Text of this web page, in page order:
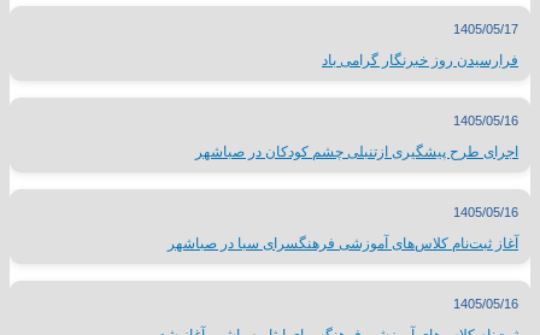
1405/05/17
فرارسیدن روز خبرنگار گرامی باد
1405/05/16
اجرای طرح پیشگیری ازتنبلی چشم کودکان در صباشهر
1405/05/16
آغاز ثبت‌نام کلاس‌های آموزشی فرهنگسرای سبا در صباشهر
1405/05/16